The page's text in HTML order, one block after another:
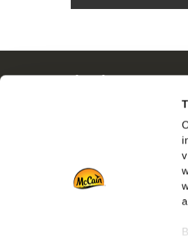
Navigation
Download